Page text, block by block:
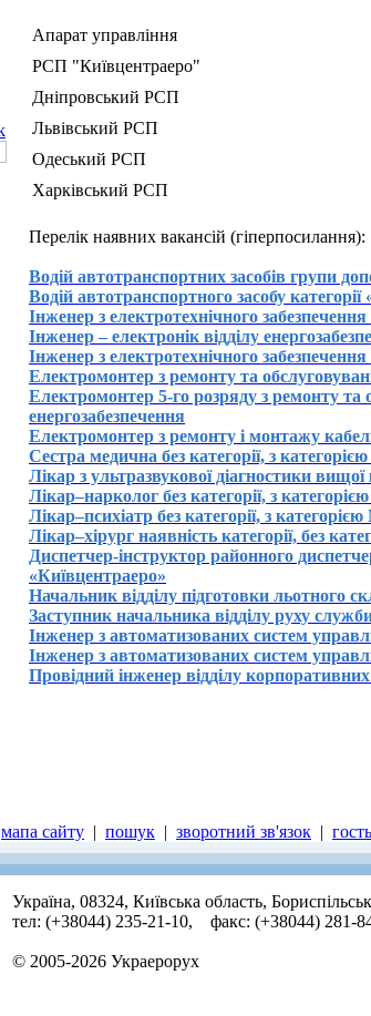
Апарат управління
РСП "Київцентраеро"
Дніпровський РСП
Львівський РСП
Одеський РСП
Харківський РСП
Перелік наявних вакансій (гіперпосилання):
Водій автотранспортних засобів групи
Водій автотранспортного засобу
Інженер з електротехнічного
Інженер – електронік відділу
Інженер з електротехнічного забезпечення
Електромонтер з ремонту та
Електромонтер 5-го розряду з ремонту та
енергозабезпечення
Електромонтер з ремонту і монтажу
Cестра медична без категорії, з
Лікар з ультразвукової діагностики
Лікар–нарколог без категорії, з
Лікар–психіатр без категорії, з
Лікар–хірург наявність категорії, без
Диспетчер-інструктор районного
«Київцентраеро»
Начальник відділу підготовки
Заступник начальника відділу руху
Інженер з автоматизованих систем
Інженер з автоматизованих систем
Провідний інженер відділу
мапа сайту | пошук | зворотний зв'язок |
Україна, 08324, Київська область,
тел: (+38044) 235-21-10, факс: (+38044) 281-
© 2005-2026 Украерорух